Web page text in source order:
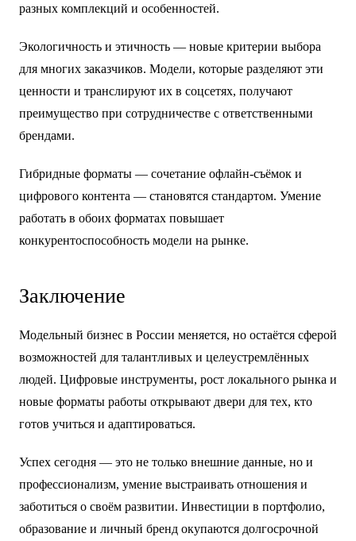
разных комплекций и особенностей.
Экологичность и этичность — новые критерии выбора
для многих заказчиков. Модели, которые разделяют эти
ценности и транслируют их в соцсетях, получают
преимущество при сотрудничестве с ответственными
брендами.
Гибридные форматы — сочетание офлайн-съёмок и
цифрового контента — становятся стандартом. Умение
работать в обоих форматах повышает
конкурентоспособность модели на рынке.
Заключение
Модельный бизнес в России меняется, но остаётся сферой
возможностей для талантливых и целеустремлённых
людей. Цифровые инструменты, рост локального рынка и
новые форматы работы открывают двери для тех, кто
готов учиться и адаптироваться.
Успех сегодня — это не только внешние данные, но и
профессионализм, умение выстраивать отношения и
заботиться о своём развитии. Инвестиции в портфолио,
образование и личный бренд окупаются долгосрочной